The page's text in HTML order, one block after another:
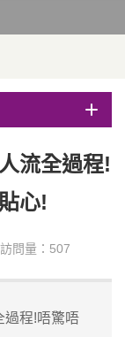
流全過程!
心!
訪問量：507
程!唔驚唔